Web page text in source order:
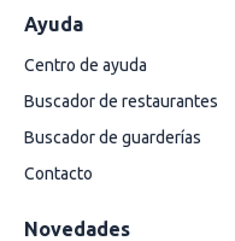
Ayuda
Centro de ayuda
Buscador de restaurantes
Buscador de guarderías
Contacto
Novedades